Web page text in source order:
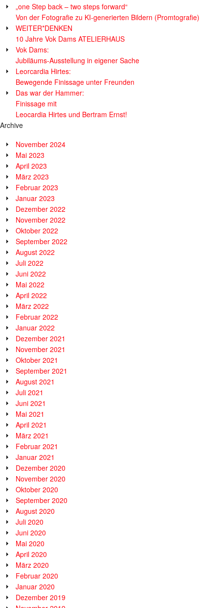
„one Step back – two steps forward“
Von der Fotografie zu KI-generierten Bildern (Promtografie)
WEITER*DENKEN
10 Jahre Vok Dams ATELIERHAUS
Vok Dams:
Jubiläums-Ausstellung in eigener Sache
Leorcardia Hirtes:
Bewegende Finissage unter Freunden
Das war der Hammer:
Finissage mit
Leocardia Hirtes und Bertram Ernst!
Archive
November 2024
Mai 2023
April 2023
März 2023
Februar 2023
Januar 2023
Dezember 2022
November 2022
Oktober 2022
September 2022
August 2022
Juli 2022
Juni 2022
Mai 2022
April 2022
März 2022
Februar 2022
Januar 2022
Dezember 2021
November 2021
Oktober 2021
September 2021
August 2021
Juli 2021
Juni 2021
Mai 2021
April 2021
März 2021
Februar 2021
Januar 2021
Dezember 2020
November 2020
Oktober 2020
September 2020
August 2020
Juli 2020
Juni 2020
Mai 2020
April 2020
März 2020
Februar 2020
Januar 2020
Dezember 2019